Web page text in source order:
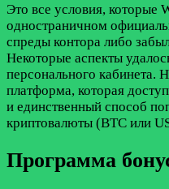
Это все условия, которые
одностраничном
спреды контора либо
Некоторые аспекты
персонального кабинета.
платформа, которая
и единственный способ
криптовалюты (BTC или
Программа